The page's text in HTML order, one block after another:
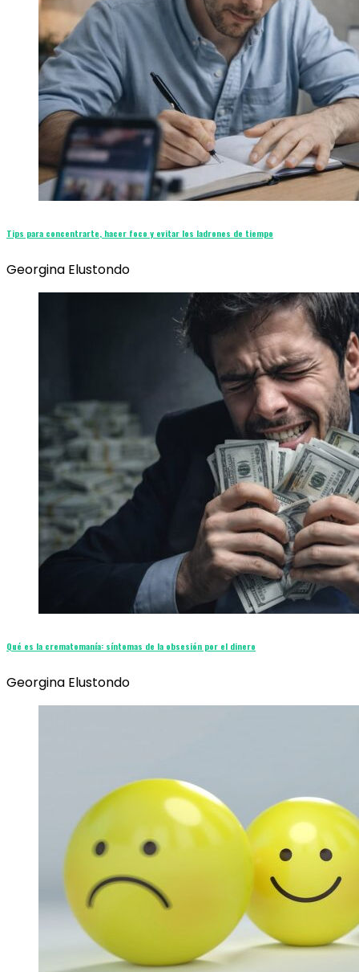
Tips para concentrarte, hacer foco y evitar los ladrones de tiempo
Georgina Elustondo
Qué es la crematomanía: síntomas de la obsesión por el dinero
Georgina Elustondo